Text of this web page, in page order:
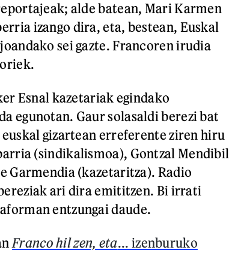
alde batean, Mari Karmen
izango dira, eta, bestean, Euskal
sei gazte. Francoren irudia
Esnal kazetariak egindako
egunotan. Gaur solasaldi berezi bat
gizartean erreferente ziren hiru
(sindikalismoa), Gontzal Mendibil
Garmendia (kazetaritza). Radio
ari dira emititzen. Bi irrati
entzungai daude.
Franco hil zen, eta... izenburuko